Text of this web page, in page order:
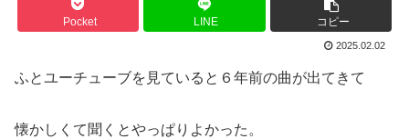
Pocket LINE コピー
2025.02.02
ふとユーチューブを見ていると６年前の曲が出てきて
懐かしくて聞くとやっぱりよかった。